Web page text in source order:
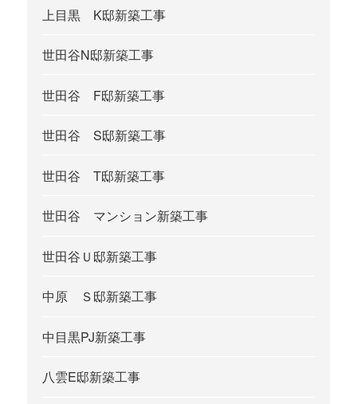
上目黒 K邸新築工事
世田谷N邸新築工事
世田谷 F邸新築工事
世田谷 S邸新築工事
世田谷 T邸新築工事
世田谷 マンション新築工事
世田谷Ｕ邸新築工事
中原 Ｓ邸新築工事
中目黒PJ新築工事
八雲E邸新築工事